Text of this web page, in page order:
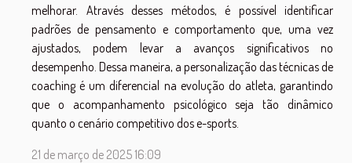
melhorar. Através desses métodos, é possível identificar
padrões de pensamento e comportamento que, uma vez
ajustados, podem levar a avanços significativos no
desempenho. Dessa maneira, a personalização das técnicas de
coaching é um diferencial na evolução do atleta, garantindo
que o acompanhamento psicológico seja tão dinâmico
quanto o cenário competitivo dos e-sports.
21 de março de 2025 16:09